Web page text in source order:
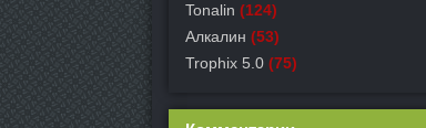
Tonalin (124)
Алкалин (53)
Trophix 5.0 (75)